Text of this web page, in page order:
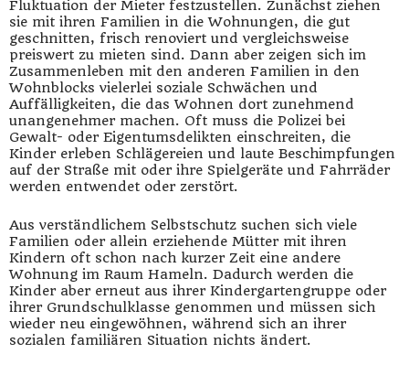
Fluktuation der Mieter festzustellen. Zunächst ziehen
sie mit ihren Familien in die Wohnungen, die gut
geschnitten, frisch renoviert und vergleichsweise
preiswert zu mieten sind. Dann aber zeigen sich im
Zusammenleben mit den anderen Familien in den
Wohnblocks vielerlei soziale Schwächen und
Auffälligkeiten, die das Wohnen dort zunehmend
unangenehmer machen. Oft muss die Polizei bei
Gewalt- oder Eigentumsdelikten einschreiten, die
Kinder erleben Schlägereien und laute Beschimpfungen
auf der Straße mit oder ihre Spielgeräte und Fahrräder
werden entwendet oder zerstört.
Aus verständlichem Selbstschutz suchen sich viele
Familien oder allein erziehende Mütter mit ihren
Kindern oft schon nach kurzer Zeit eine andere
Wohnung im Raum Hameln. Dadurch werden die
Kinder aber erneut aus ihrer Kindergartengruppe oder
ihrer Grundschulklasse genommen und müssen sich
wieder neu eingewöhnen, während sich an ihrer
sozialen familiären Situation nichts ändert.